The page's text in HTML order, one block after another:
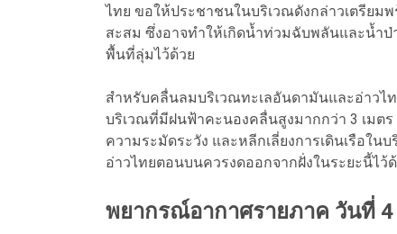
ไทย ขอให้ประชาชนในบริเวณดังกล่าวเตรีย
สะสม ซึ่งอาจทำให้เกิดน้ำท่วมฉับพลันและน้ำป่
พื้นที่ลุ่มไว้ด้วย
สำหรับคลื่นลมบริเวณทะเลอันดามันและอ่าวไ
บริเวณที่มีฝนฟ้าคะนองคลื่นสูงมากกว่า 3 เมตร
ความระมัดระวัง และหลีกเลี่ยงการเดินเรือใ
อ่าวไทยตอนบนควรงดออกจากฝั่งในระยะนี้ไว้
พยากรณ์อากาศรายภาค วันที่ 4